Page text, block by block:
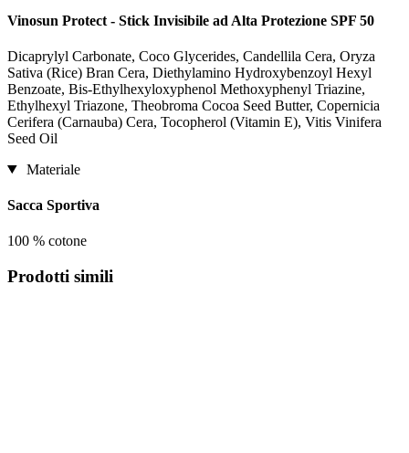
Vinosun Protect - Stick Invisibile ad Alta Protezione SPF 50
Dicaprylyl Carbonate, Coco Glycerides, Candellila Cera, Oryza
Sativa (Rice) Bran Cera, Diethylamino Hydroxybenzoyl Hexyl
Benzoate, Bis-Ethylhexyloxyphenol Methoxyphenyl Triazine,
Ethylhexyl Triazone, Theobroma Cocoa Seed Butter, Copernicia
Cerifera (Carnauba) Cera, Tocopherol (Vitamin E), Vitis Vinifera
Seed Oil
Materiale
Sacca Sportiva
100 % cotone
Prodotti simili